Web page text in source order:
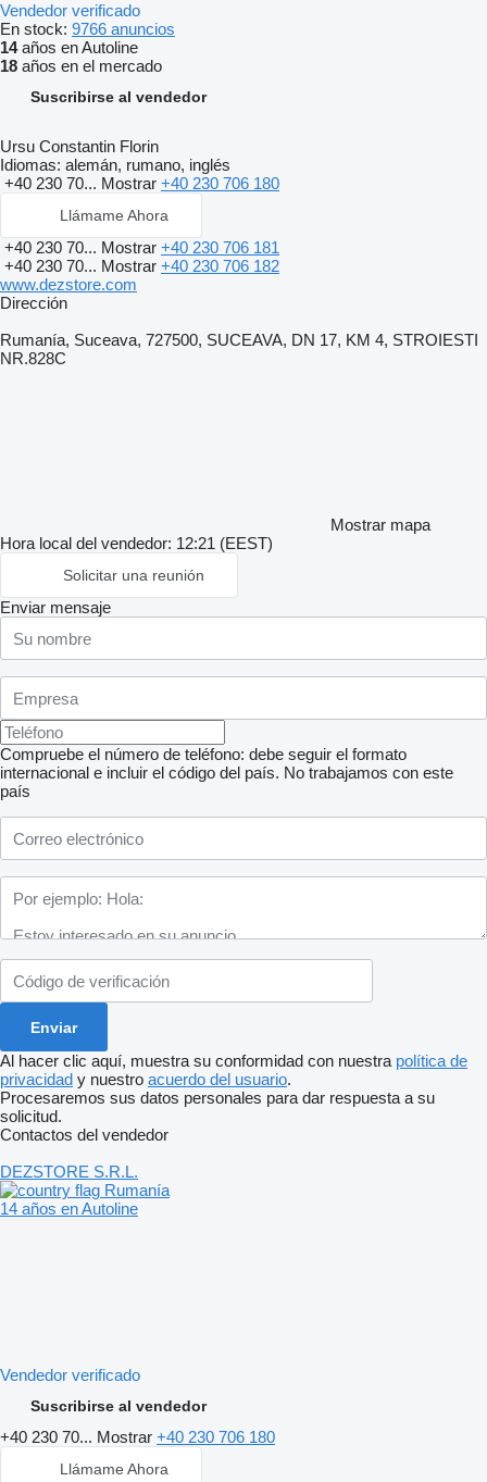
Vendedor verificado
En stock: 9766 anuncios
14años en Autoline
18 años en el mercado
Suscribirse al vendedor
Ursu Constantin Florin
Idiomas: alemán, rumano, inglés
+40 230 70... Mostrar +40 230 706 180
Llámame Ahora
+40 230 70... Mostrar +40 230 706 181
+40 230 70... Mostrar +40 230 706 182
www.dezstore.com
Dirección
Rumanía, Suceava, 727500, SUCEAVA, DN 17, KM 4, STROIESTI
NR.828C
Mostrar mapa
Hora local del vendedor: 12:21 (EEST)
Solicitar una reunión
Enviar mensaje
Compruebe el número de teléfono: debe seguir el formato
internacional e incluir el código del país. No trabajamos con este
país
Al hacer clic aquí, muestra su conformidad con nuestra política de
privacidad y nuestro acuerdo del usuario.
Procesaremos sus datos personales para dar respuesta a su
solicitud.
Contactos del vendedor
DEZSTORE S.R.L.
Rumanía
14 años en Autoline
Vendedor verificado
Suscribirse al vendedor
+40 230 70... Mostrar +40 230 706 180
Llámame Ahora